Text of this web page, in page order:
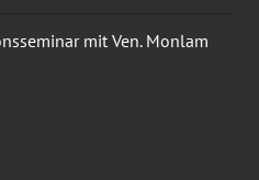
mit Ven. Monlam